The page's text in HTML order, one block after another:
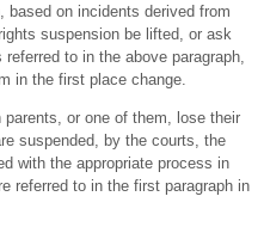
based on incidents derived from
suspension be lifted, or ask
to in the above paragraph,
in the first place change.
parents, or one of them, lose their
suspended, by the courts, the
with the appropriate process in
referred to in the first paragraph in